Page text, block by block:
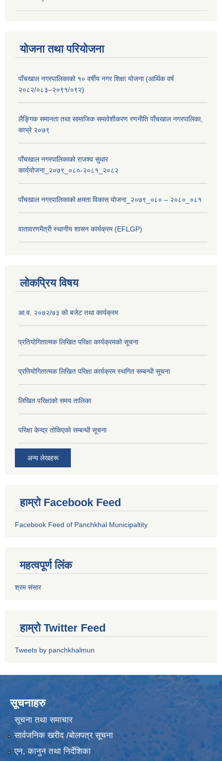
योजना तथा परियोजना
पाँचखाल नगरपालिकाको १० वर्षीय नगर शिक्षा योजना (आर्थिक वर्ष
२०८२/०८३–२०९१/०९२)
लैङ्गिक समानता तथा सामाजिक समावेशीकरण रणनीति पाँचखाल नगरपालिका,
काभ्रे २०७९
पाँचखाल नगरपालिकाको राजश्व सुधार
कार्ययोजना_२०७९_०८०-२०८१_२०८२
पाँचखाल नगरपालिकाको क्षमता विकास योजना_२०७९_०८० – २०८०_०८१
वातावरणमैत्री स्थानीय शासन कार्यक्रम (EFLGP)
लोकप्रिय विषय
आ.व. २०७२/७३ को बजेट तथा कार्यक्रम
प्रतियोगितात्मक लिखित परिक्षा कार्यक्रमको सूचना
प्रतियोगितात्मक लिखित परिक्षा कार्यक्रम स्थगित सम्बन्धी सूचना
लिखित परिक्षाको समय तालिका
परिक्षा केन्द्र तोकिएको सम्बन्धी सूचना
अन्य लेखहरू
हाम्रो Facebook Feed
Facebook Feed of Panchkhal Municipaltity
महत्वपूर्ण लिंक
श्रम संसार
हाम्रो Twitter Feed
Tweets by panchkhalmun
सूचनाहरु
सूचना तथा समाचार
सार्वजनिक खरीद /बोलपत्र सूचना
एन, कानुन तथा निर्देशिका